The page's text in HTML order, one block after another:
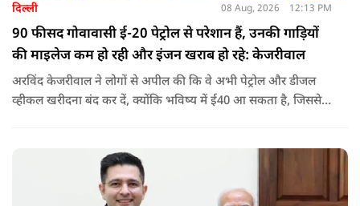
दिल्ली 08 Aug, 2026 12:13 PM
90 फीसद गोवावासी ई-20 पेट्रोल से परेशान हैं, उनकी गाड़ियों
की माइलेज कम हो रही और इंजन खराब हो रहे: केजरीवाल
अरविंद केजरीवाल ने लोगों से अपील की कि वे अभी पेट्रोल और डीजल
व्हीकल खरीदना बंद कर दें, क्योंकि भविष्य में ई40 आ सकता है, जिससे